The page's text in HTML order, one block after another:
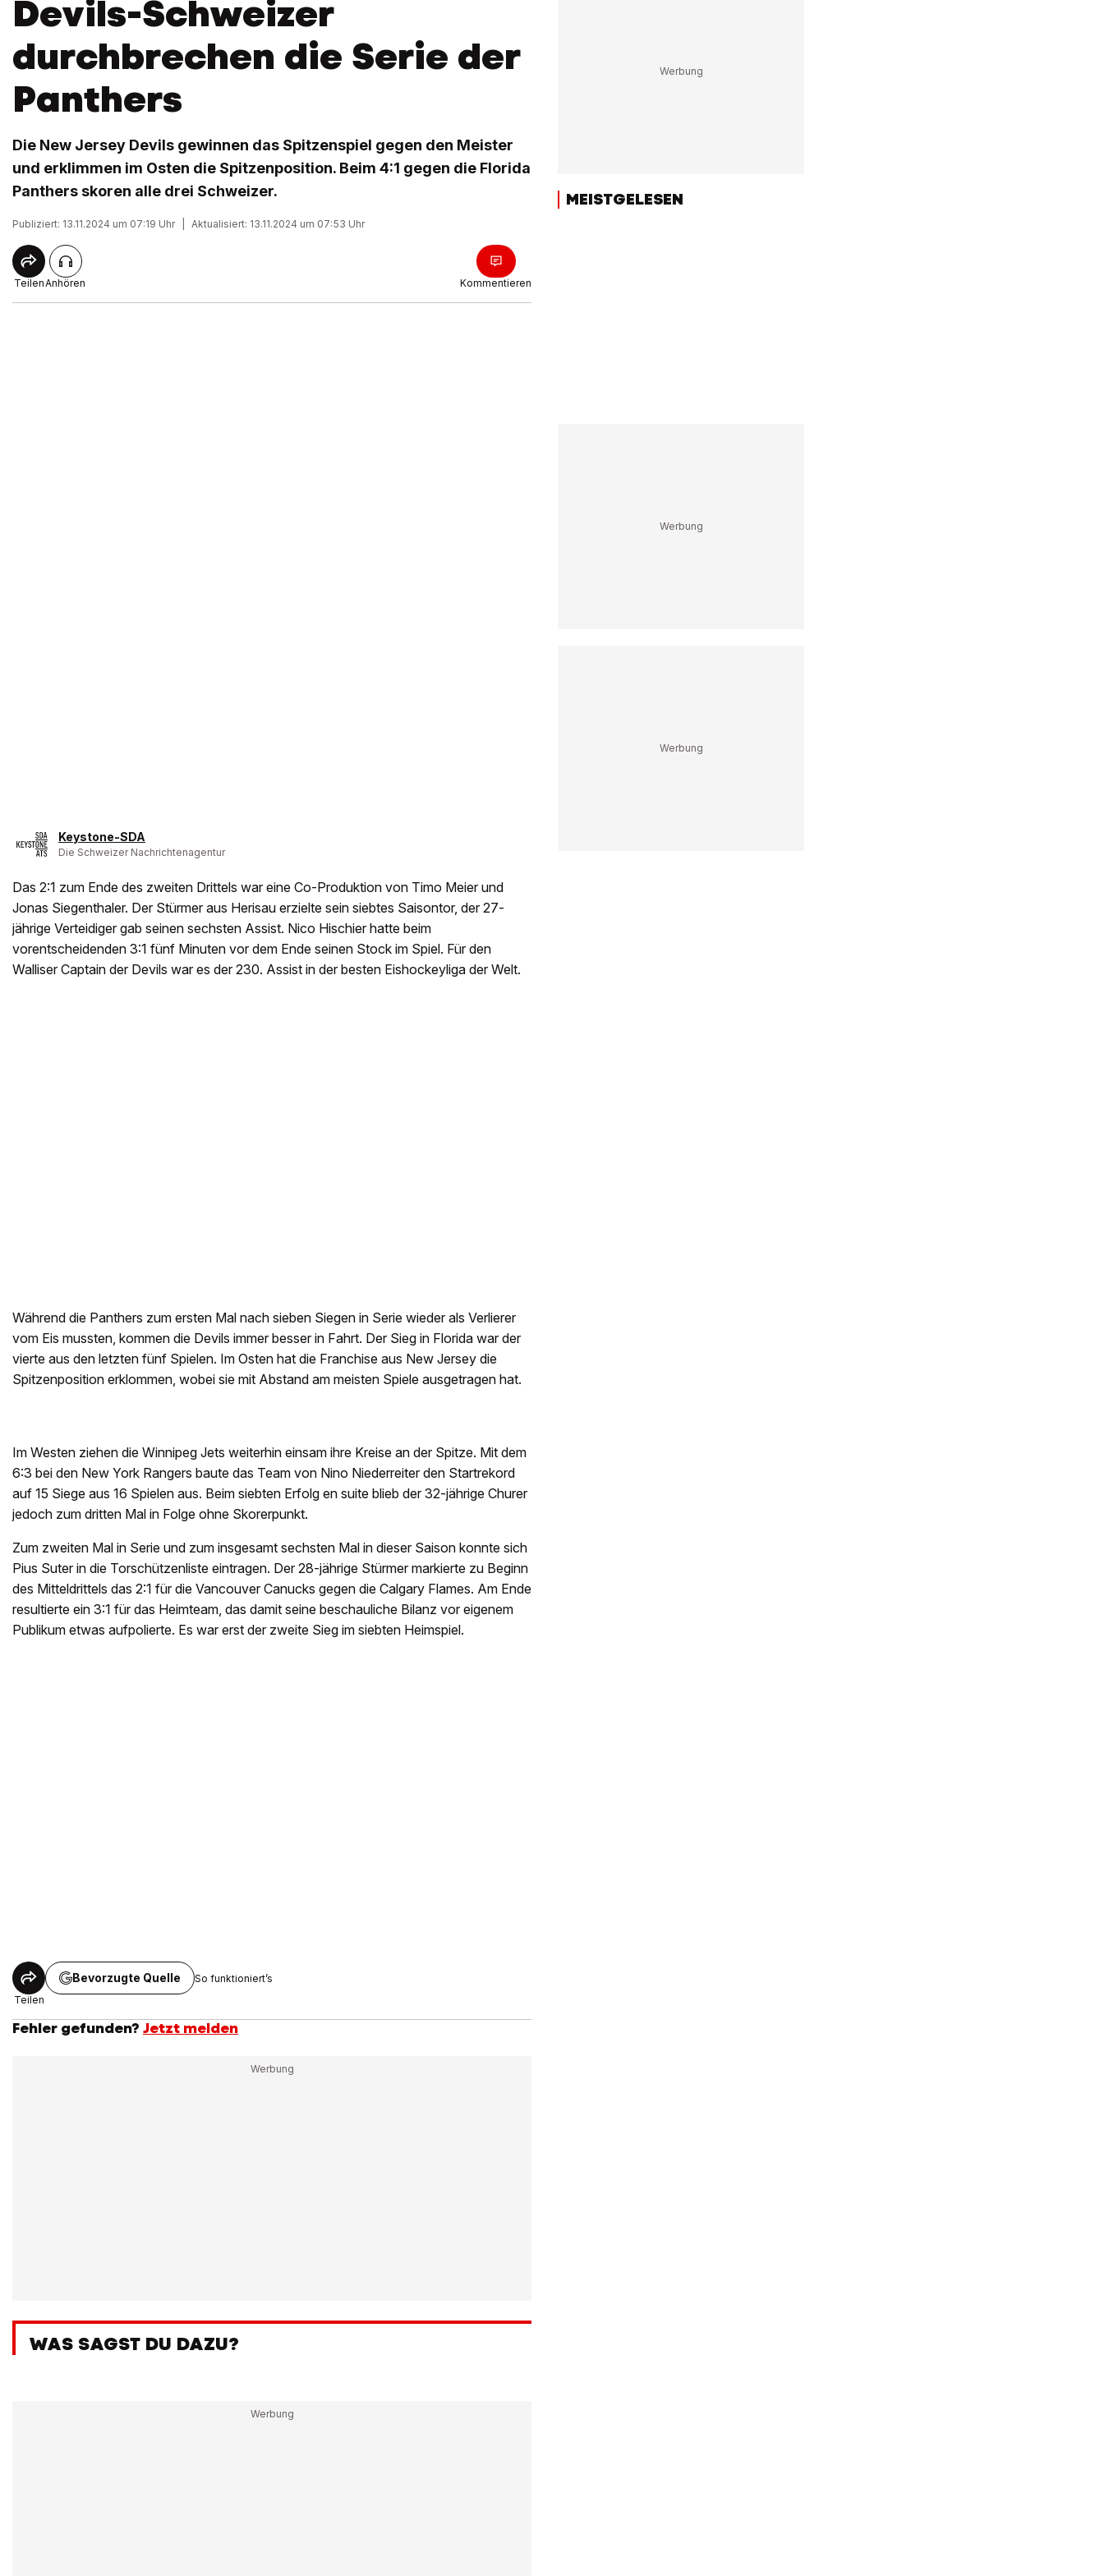
Devils-Schweizer
durchbrechen die Serie der
Panthers
Die New Jersey Devils gewinnen das Spitzenspiel gegen den Meister
und erklimmen im Osten die Spitzenposition. Beim 4:1 gegen die Florida
Panthers skoren alle drei Schweizer.
Publiziert: 13.11.2024 um 07:19 Uhr Aktualisiert: 13.11.2024 um 07:53 Uhr
TeilenAnhören Kommentieren
Keystone-SDA
Die Schweizer Nachrichtenagentur
Das 2:1 zum Ende des zweiten Drittels war eine Co-Produktion von Timo Meier und
Jonas Siegenthaler. Der Stürmer aus Herisau erzielte sein siebtes Saisontor, der 27-
jährige Verteidiger gab seinen sechsten Assist. Nico Hischier hatte beim
vorentscheidenden 3:1 fünf Minuten vor dem Ende seinen Stock im Spiel. Für den
Walliser Captain der Devils war es der 230. Assist in der besten Eishockeyliga der Welt.
Während die Panthers zum ersten Mal nach sieben Siegen in Serie wieder als Verlierer
vom Eis mussten, kommen die Devils immer besser in Fahrt. Der Sieg in Florida war der
vierte aus den letzten fünf Spielen. Im Osten hat die Franchise aus New Jersey die
Spitzenposition erklommen, wobei sie mit Abstand am meisten Spiele ausgetragen hat.
Im Westen ziehen die Winnipeg Jets weiterhin einsam ihre Kreise an der Spitze. Mit dem
6:3 bei den New York Rangers baute das Team von Nino Niederreiter den Startrekord
auf 15 Siege aus 16 Spielen aus. Beim siebten Erfolg en suite blieb der 32-jährige Churer
jedoch zum dritten Mal in Folge ohne Skorerpunkt.
Zum zweiten Mal in Serie und zum insgesamt sechsten Mal in dieser Saison konnte sich
Pius Suter in die Torschützenliste eintragen. Der 28-jährige Stürmer markierte zu Beginn
des Mitteldrittels das 2:1 für die Vancouver Canucks gegen die Calgary Flames. Am Ende
resultierte ein 3:1 für das Heimteam, das damit seine beschauliche Bilanz vor eigenem
Publikum etwas aufpolierte. Es war erst der zweite Sieg im siebten Heimspiel.
Teilen
Bevorzugte Quelle So funktioniert’s
Fehler gefunden? Jetzt melden
WAS SAGST DU DAZU?
MEISTGELESEN